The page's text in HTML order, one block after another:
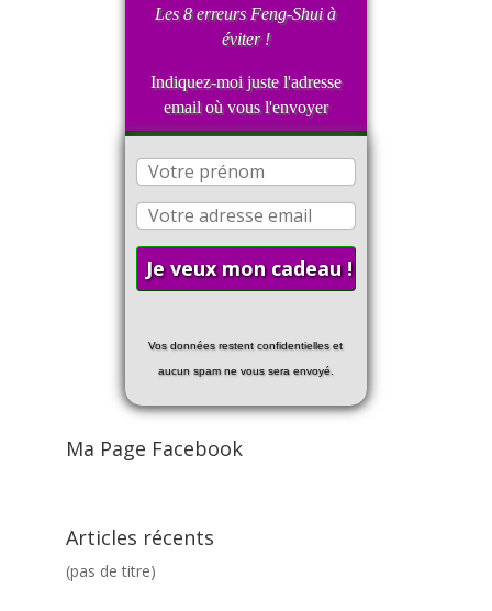
Les 8 erreurs Feng-Shuià
éviter !
Indiquez-moi juste l'adresse
email où vous l'envoyer
Vos données restent confidentielles et
aucun spam ne vous sera envoyé.
Ma Page Facebook
Articles récents
(pas de titre)